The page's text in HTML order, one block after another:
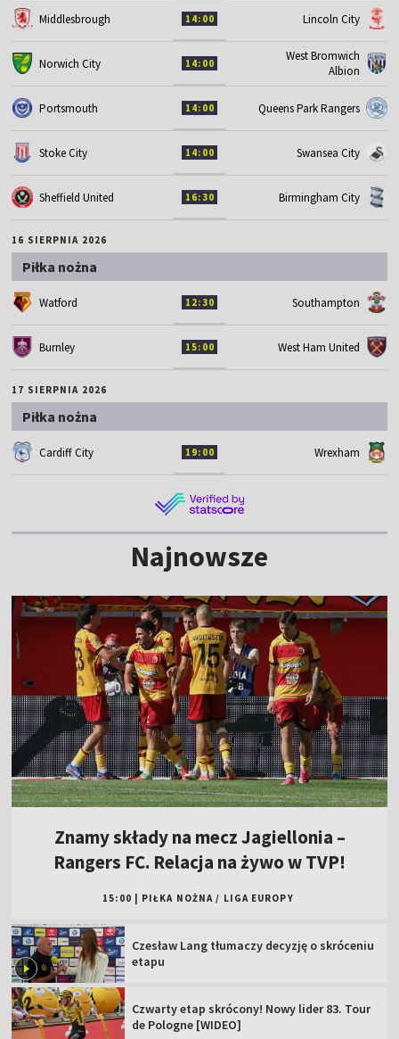
Middlesbrough 14:00 Lincoln City
Norwich City 14:00
West Bromwich
Albion
Portsmouth 14:00 Queens Park Rangers
Stoke City 14:00 Swansea City
Sheffield United 16:30 Birmingham City
16 SIERPNIA 2026
Piłka nożna
Watford 12:30 Southampton
Burnley 15:00 West Ham United
17 SIERPNIA 2026
Piłka nożna
Cardiff City 19:00 Wrexham
Najnowsze
Znamy składy na mecz Jagiellonia –
Rangers FC. Relacja na żywo w TVP!
15:00 PIŁKA NOŻNA / LIGA EUROPY
Czesław Lang tłumaczy decyzję o skróceniu
etapu
Czwarty etap skrócony! Nowy lider 83. Tour
de Pologne [WIDEO]